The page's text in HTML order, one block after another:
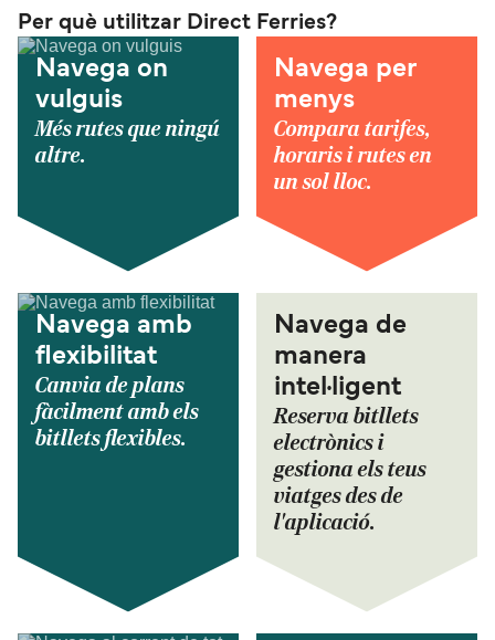
Per què utilitzar Direct Ferries?
Navega on
vulguis
Més rutes que ningú
altre.
Navega per
menys
Compara tarifes,
horaris i rutes en
un sol lloc.
Navega amb
flexibilitat
Canvia de plans
fàcilment amb els
bitllets flexibles.
Navega de
manera
intel·ligent
Reserva bitllets
electrònics i
gestiona els teus
viatges des de
l'aplicació.